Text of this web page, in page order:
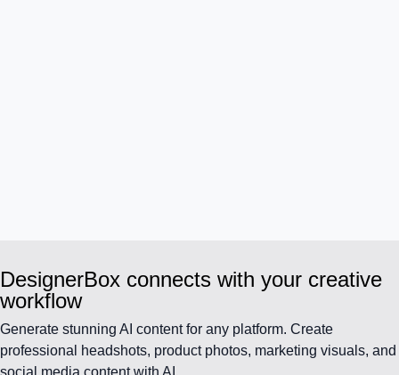
DesignerBox connects with your creative
workflow
Generate stunning AI content for any platform. Create
professional headshots, product photos, marketing visuals, and
social media content with AI.